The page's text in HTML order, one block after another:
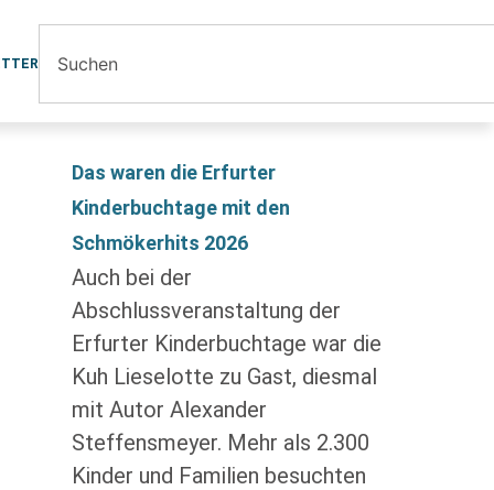
Das waren die Erfurter
Kinderbuchtage mit den
Schmökerhits 2026
Auch bei der
Abschlussveranstaltung der
Erfurter Kinderbuchtage war die
Kuh Lieselotte zu Gast, diesmal
mit Autor Alexander
Steffensmeyer. Mehr als 2.300
Kinder und Familien besuchten